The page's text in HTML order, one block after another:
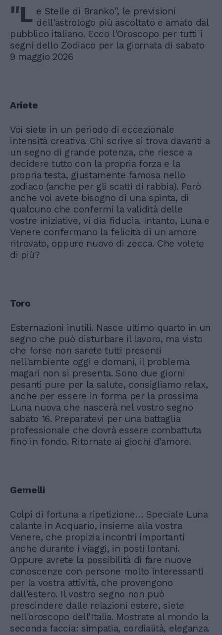
"L e Stelle di Branko", le previsioni
dell'astrologo più ascoltato e amato dal
pubblico italiano. Ecco l'Oroscopo per tutti i
segni dello Zodiaco per la giornata di sabato
9 maggio 2026
Ariete
Voi siete in un periodo di eccezionale
intensità creativa. Chi scrive si trova davanti a
un segno di grande potenza, che riesce a
decidere tutto con la propria forza e la
propria testa, giustamente famosa nello
zodiaco (anche per gli scatti di rabbia). Però
anche voi avete bisogno di una spinta, di
qualcuno che confermi la validità delle
vostre iniziative, vi dia fiducia. Intanto, Luna e
Venere confermano la felicità di un amore
ritrovato, oppure nuovo di zecca. Che volete
di più?
Toro
Esternazioni inutili. Nasce ultimo quarto in un
segno che può disturbare il lavoro, ma visto
che forse non sarete tutti presenti
nell'ambiente oggi e domani, il problema
magari non si presenta. Sono due giorni
pesanti pure per la salute, consigliamo relax,
anche per essere in forma per la prossima
Luna nuova che nascerà nel vostro segno
sabato 16. Preparatevi per una battaglia
professionale che dovrà essere combattuta
fino in fondo. Ritornate ai giochi d’amore.
Gemelli
Colpi di fortuna a ripetizione… Speciale Luna
calante in Acquario, insieme alla vostra
Venere, che propizia incontri importanti
anche durante i viaggi, in posti lontani.
Oppure avrete la possibilità di fare nuove
conoscenze con persone molto interessanti
per la vostra attività, che provengono
dall'estero. Il vostro segno non può
prescindere dalle relazioni estere, siete
nell'oroscopo dell’Italia. Mostrate al mondo la
seconda faccia: simpatia, cordialità, eleganza.